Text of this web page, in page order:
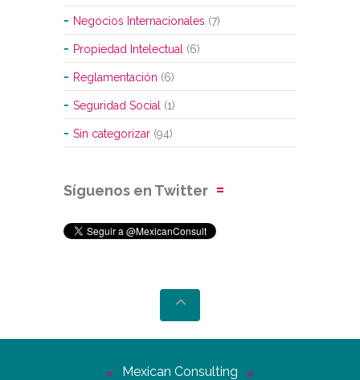
Negocios Internacionales (7)
Propiedad Intelectual (6)
Reglamentación (6)
Seguridad Social (1)
Sin categorizar (94)
Síguenos en Twitter
Mexican Consulting